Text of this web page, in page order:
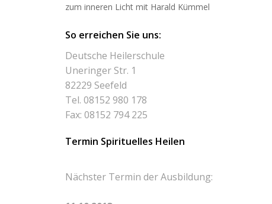
zum inneren Licht mit Harald Kümmel
So erreichen Sie uns:
Deutsche Heilerschule
Uneringer Str. 1
82229 Seefeld
Tel. 08152 980 178
Fax: 08152 794 225
Termin Spirituelles Heilen
Nächster Termin der Ausbildung: